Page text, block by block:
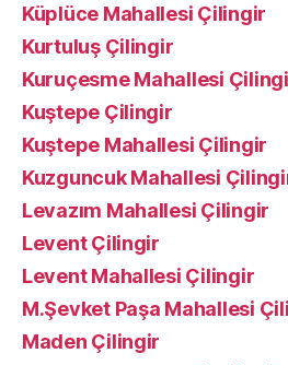
Küplüce Mahallesi Çilingir
Kurtuluş Çilingir
Kuruçesme Mahallesi
Kuştepe Çilingir
Kuştepe Mahallesi Çilingir
Kuzguncuk Mahallesi
Levazım Mahallesi Çilingir
Levent Çilingir
Levent Mahallesi Çilingir
M.Şevket Paşa Mahallesi
Maden Çilingir